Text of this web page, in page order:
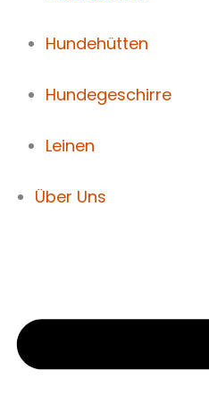
Hundehütten
Hundegeschirre
Leinen
Über Uns